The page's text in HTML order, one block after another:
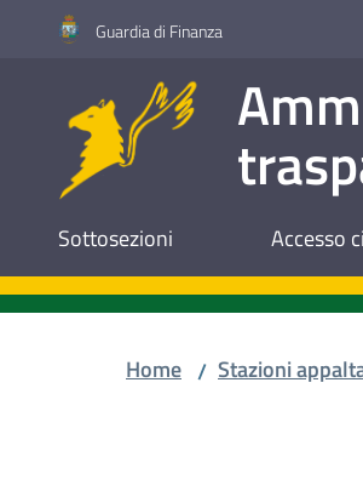
Vai al contenuto
Vai alla navigazione
Vai al footerGuardia di Finanza
Sottosezioni Accesso
Home / Stazioni